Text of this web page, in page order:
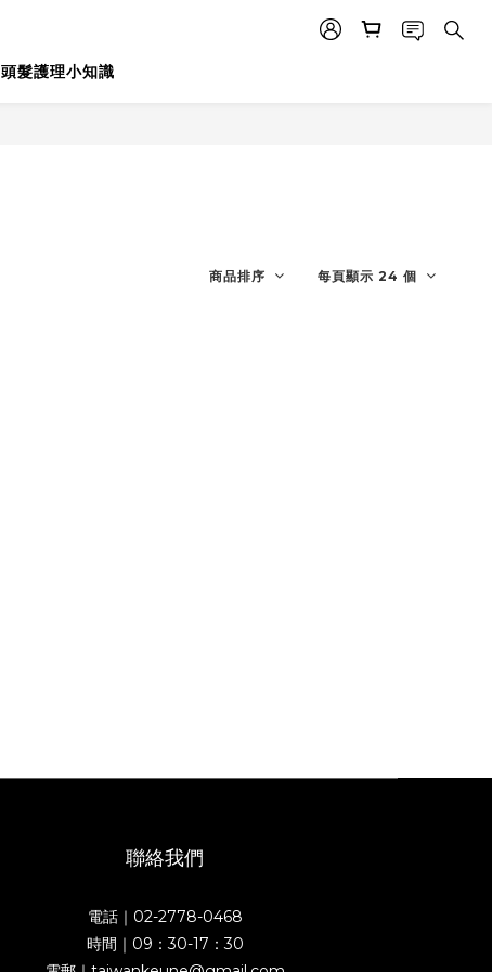
頭髮護理小知識
商品排序 每頁顯示 24 個
聯絡我們
電話｜02-2778-0468
時間｜09：30-17：30